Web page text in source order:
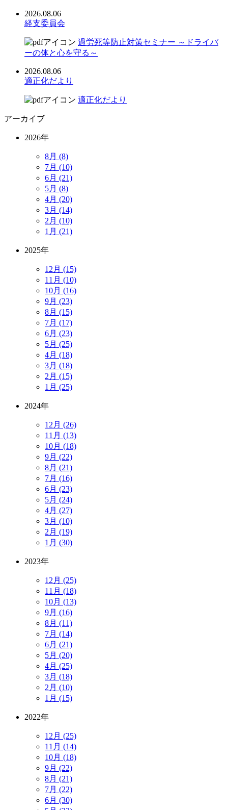
2026.08.06
経支委員会
過労死等防止対策セミナー ～ドライバ
ーの体と心を守る～
2026.08.06
適正化だより
適正化だより
アーカイブ
2026年
8月 (8)
7月 (10)
6月 (21)
5月 (8)
4月 (20)
3月 (14)
2月 (10)
1月 (21)
2025年
12月 (15)
11月 (10)
10月 (16)
9月 (23)
8月 (15)
7月 (17)
6月 (23)
5月 (25)
4月 (18)
3月 (18)
2月 (15)
1月 (25)
2024年
12月 (26)
11月 (13)
10月 (18)
9月 (22)
8月 (21)
7月 (16)
6月 (23)
5月 (24)
4月 (27)
3月 (10)
2月 (19)
1月 (30)
2023年
12月 (25)
11月 (18)
10月 (13)
9月 (16)
8月 (11)
7月 (14)
6月 (21)
5月 (20)
4月 (25)
3月 (18)
2月 (10)
1月 (15)
2022年
12月 (25)
11月 (14)
10月 (18)
9月 (22)
8月 (21)
7月 (22)
6月 (30)